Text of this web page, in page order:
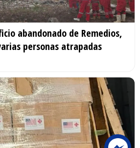
abandonado de Remedios,
personas atrapadas